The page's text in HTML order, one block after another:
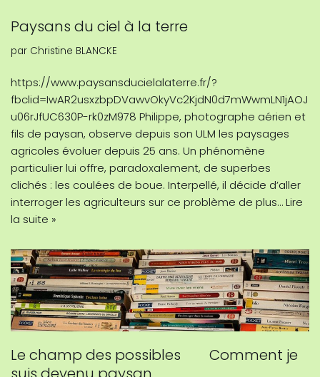
Paysans du ciel à la terre
par Christine BLANCKE
https://www.paysansducielalaterre.fr/?
fbclid=IwAR2usxzbpDVawvOkyVc2KjdN0d7mWwmLN1jAOJ
u06rJfUC630P-rk0zM978 Philippe, photographe aérien et
fils de paysan, observe depuis son ULM les paysages
agricoles évoluer depuis 25 ans. Un phénomène
particulier lui offre, paradoxalement, de superbes
clichés : les coulées de boue. Interpellé, il décide d’aller
interroger les agriculteurs sur ce problème de plus…Lire
la suite »
Le champ des possibles Comment je